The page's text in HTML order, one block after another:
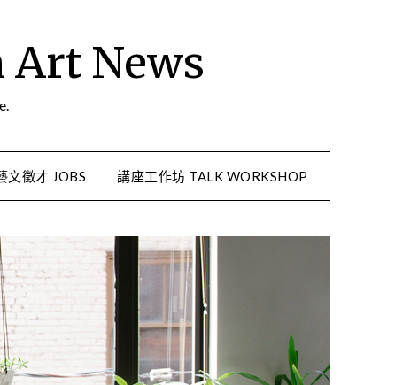
Art News
文徵才 JOBS 講座工作坊 TALK WORKSHOP